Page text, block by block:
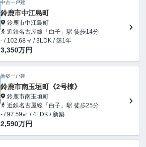
中古一戸建
鈴鹿市中江島町
鈴鹿市中江島町
近鉄名古屋線「白子」駅 徒歩14分
- / 102.68㎡ / 3LDK / 築1年
3,350万円
新築一戸建
鈴鹿市南玉垣町《2号棟》
鈴鹿市南玉垣町
近鉄名古屋線「白子」駅 徒歩25分
- / 97.59㎡ / 4LDK / 新築
2,590万円